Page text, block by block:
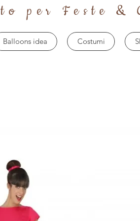
per Feste &
Balloons idea Costumi